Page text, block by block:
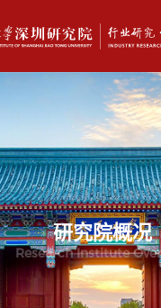
研究院概况
Research Institute